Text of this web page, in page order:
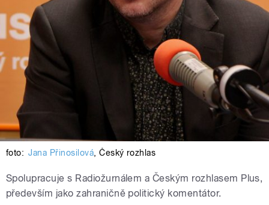
foto: Jana Přinosilová,Český rozhlas
Spolupracuje s Radiožurnálem a Českým rozhlasem Plus,
především jako zahraničně politický komentátor.